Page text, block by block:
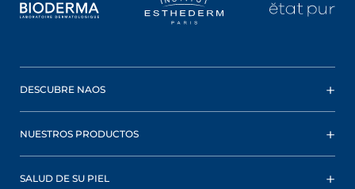
DESCUBRE NAOS
NUESTROS PRODUCTOS
SALUD DE SU PIEL